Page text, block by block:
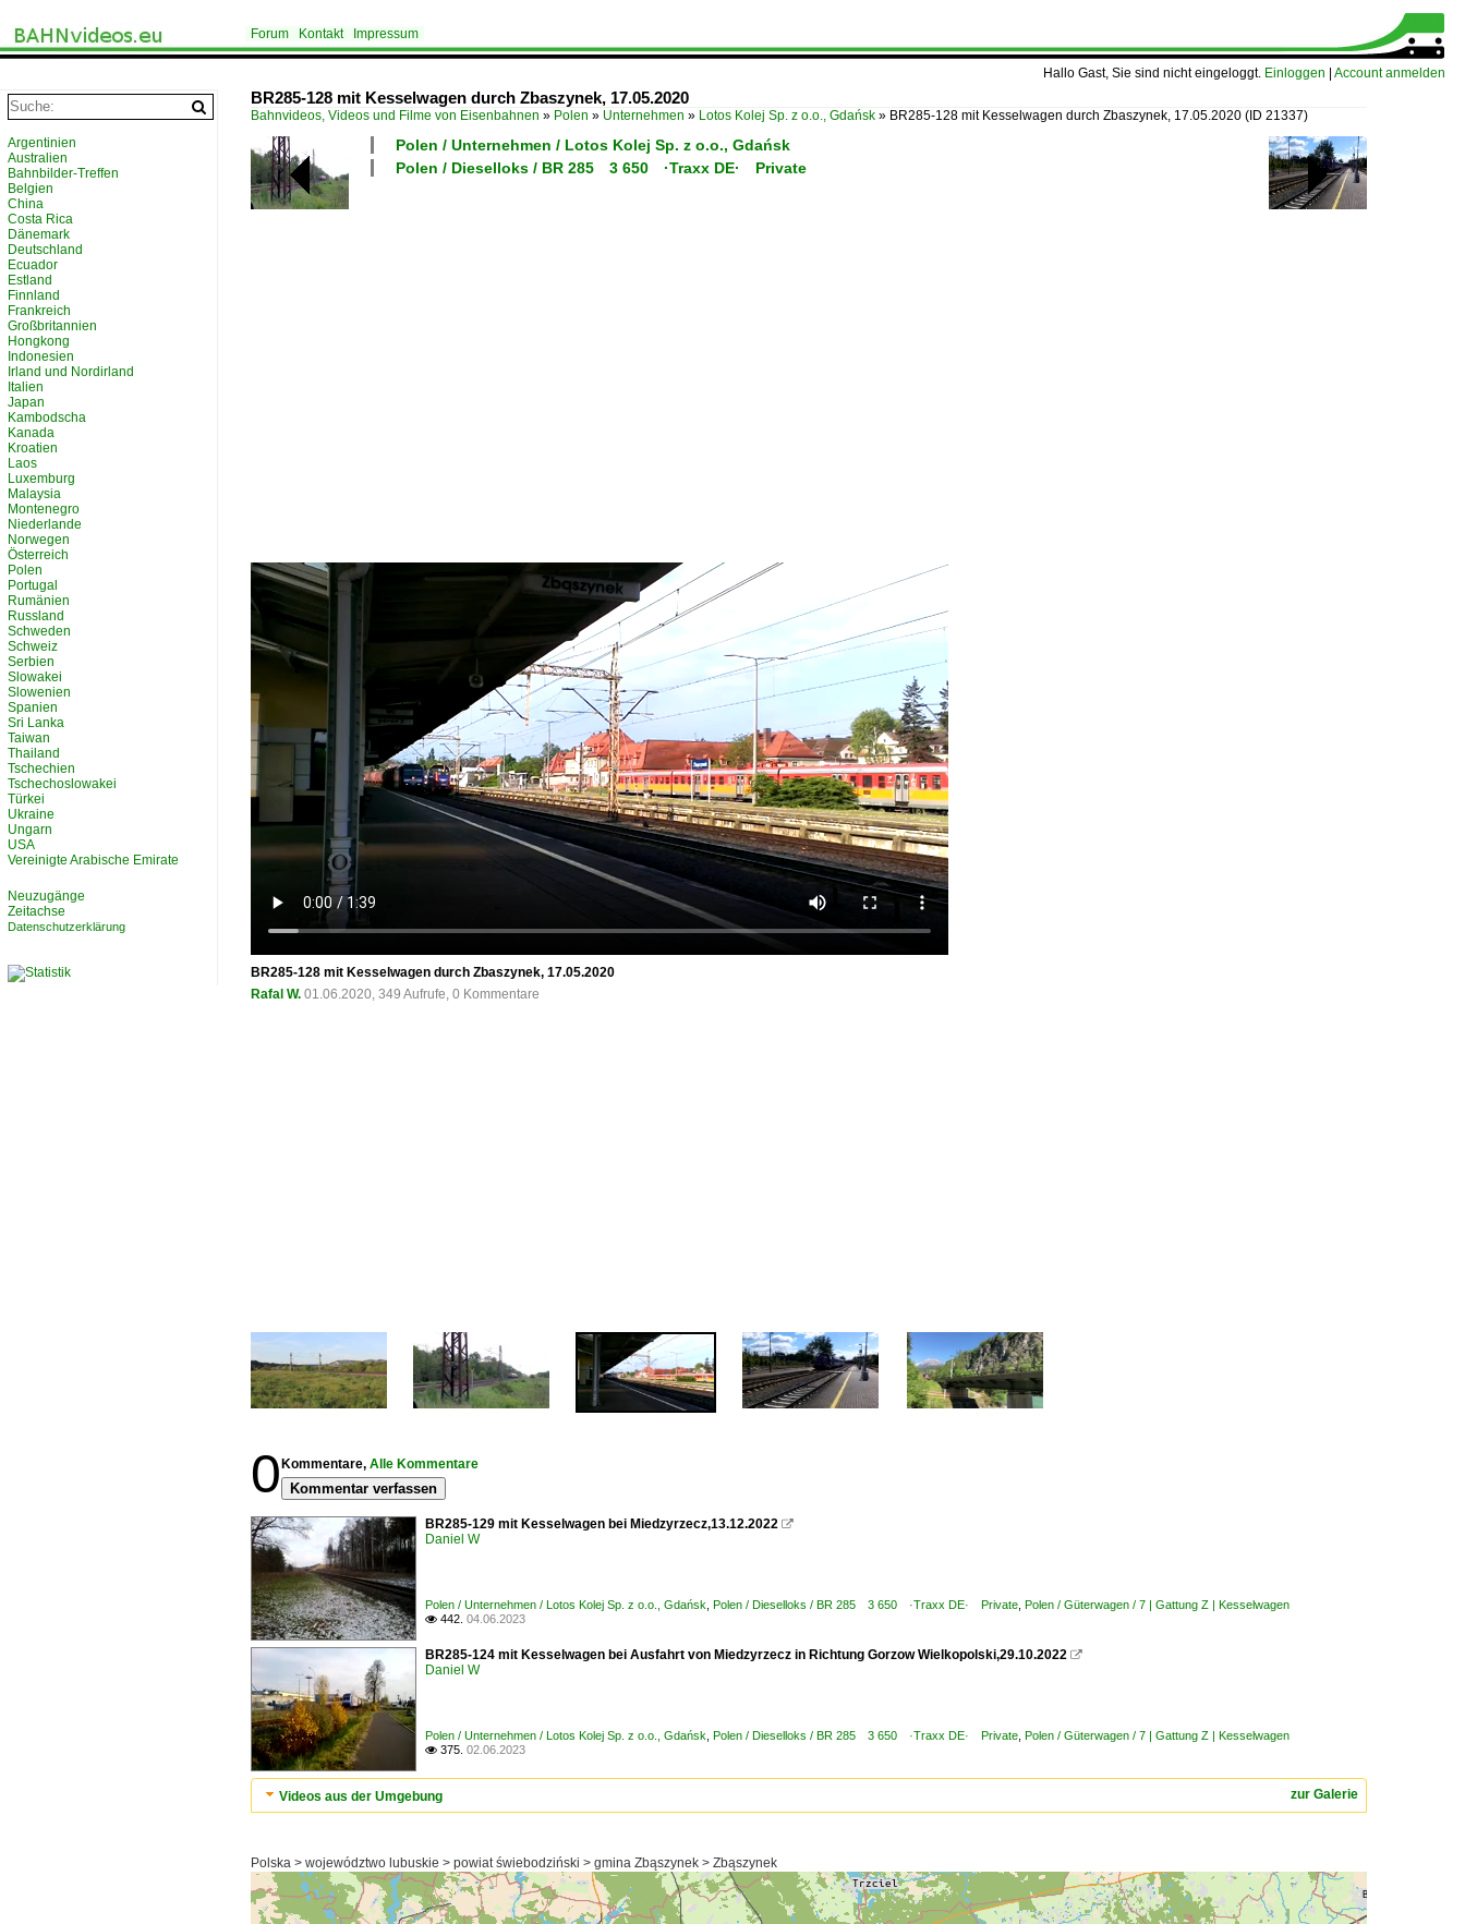
Hallo Gast, Sie sind nicht eingeloggt. Einloggen Account anmelden
Forum Kontakt Impressum
BR285-128 mit Kesselwagen durch Zbaszynek, 17.05.2020
Bahnvideos, Videos und Filme von Eisenbahnen » Polen » Unternehmen » Lotos Kolej Sp. z o.o., Gdańsk » BR285-128 mit Kesselwagen durch Zbaszynek, 17.05.2020 (ID 21337)
Polen / Unternehmen / Lotos Kolej Sp. z o.o., Gdańsk
Polen / Dieselloks / BR 285 3 650 ·Traxx DE· Private
BR285-128 mit Kesselwagen durch Zbaszynek, 17.05.2020
Rafal W. 01.06.2020, 349 Aufrufe, 0 Kommentare
0 Kommentare, Alle Kommentare
Kommentar verfassen
BR285-129 mit Kesselwagen bei Miedzyrzecz,13.12.2022 
Daniel W
Polen / Unternehmen / Lotos Kolej Sp. z o.o., Gdańsk Polen / Dieselloks / BR 285 3 650 ·Traxx DE· Private Polen / Güterwagen / 7 | Gattung Z | Kesselwagen
 442. 04.06.2023
BR285-124 mit Kesselwagen bei Ausfahrt von Miedzyrzecz in Richtung Gorzow Wielkopolski,29.10.2022 
Daniel W
Polen / Unternehmen / Lotos Kolej Sp. z o.o., Gdańsk Polen / Dieselloks / BR 285 3 650 ·Traxx DE· Private Polen / Güterwagen / 7 | Gattung Z | Kesselwagen
 375. 02.06.2023
zur Galerie
Videos aus der Umgebung
Polska > województwo lubuskie > powiat świebodziński > gmina Zbąszynek > Zbąszynek
Argentinien
Australien
Bahnbilder-Treffen
Belgien
China
Costa Rica
Dänemark
Deutschland
Ecuador
Estland
Finnland
Frankreich
Großbritannien
Hongkong
Indonesien
Irland und Nordirland
Italien
Japan
Kambodscha
Kanada
Kroatien
Laos
Luxemburg
Malaysia
Montenegro
Niederlande
Norwegen
Österreich
Polen
Portugal
Rumänien
Russland
Schweden
Schweiz
Serbien
Slowakei
Slowenien
Spanien
Sri Lanka
Taiwan
Thailand
Tschechien
Tschechoslowakei
Türkei
Ukraine
Ungarn
USA
Vereinigte Arabische Emirate
Neuzugänge
Zeitachse
Datenschutzerklärung